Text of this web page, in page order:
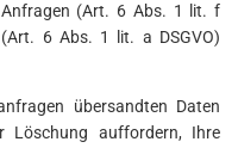
(Art. 6 Abs. 1 lit. f
6 Abs. 1 lit. a DSGVO)
übersandten Daten
Löschung auffordern, Ihre